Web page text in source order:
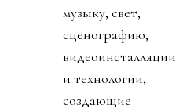
музыку, свет,
сценографию,
видеоинсталляции
и технологии,
создающие